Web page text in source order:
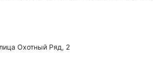
Охотный Ряд, 2